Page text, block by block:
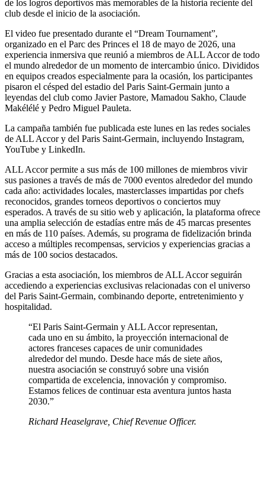
de los logros deportivos más memorables de la historia reciente del
club desde el inicio de la asociación.
El video fue presentado durante el “Dream Tournament”,
organizado en el Parc des Princes el 18 de mayo de 2026, una
experiencia inmersiva que reunió a miembros de ALL Accor de todo
el mundo alrededor de un momento de intercambio único. Divididos
en equipos creados especialmente para la ocasión, los participantes
pisaron el césped del estadio del Paris Saint-Germain junto a
leyendas del club como Javier Pastore, Mamadou Sakho, Claude
Makélélé y Pedro Miguel Pauleta.
La campaña también fue publicada este lunes en las redes sociales
de ALL Accor y del Paris Saint-Germain, incluyendo Instagram,
YouTube y LinkedIn.
ALL Accor permite a sus más de 100 millones de miembros vivir
sus pasiones a través de más de 7000 eventos alrededor del mundo
cada año: actividades locales, masterclasses impartidas por chefs
reconocidos, grandes torneos deportivos o conciertos muy
esperados. A través de su sitio web y aplicación, la plataforma ofrece
una amplia selección de estadías entre más de 45 marcas presentes
en más de 110 países. Además, su programa de fidelización brinda
acceso a múltiples recompensas, servicios y experiencias gracias a
más de 100 socios destacados.
Gracias a esta asociación, los miembros de ALL Accor seguirán
accediendo a experiencias exclusivas relacionadas con el universo
del Paris Saint-Germain, combinando deporte, entretenimiento y
hospitalidad.
“El Paris Saint-Germain y ALL Accor representan,
cada uno en su ámbito, la proyección internacional de
actores franceses capaces de unir comunidades
alrededor del mundo. Desde hace más de siete años,
nuestra asociación se construyó sobre una visión
compartida de excelencia, innovación y compromiso.
Estamos felices de continuar esta aventura juntos hasta
2030.”
Richard Heaselgrave, Chief Revenue Officer.